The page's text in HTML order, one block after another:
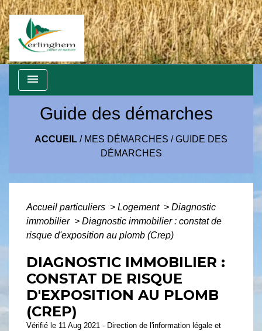
menu
Guide des démarches
ACCUEIL / MES DÉMARCHES /GUIDE DES
DÉMARCHES
Accueil particuliers > Logement > Diagnostic
immobilier > Diagnostic immobilier : constat de
risque d'exposition au plomb (Crep)
DIAGNOSTIC IMMOBILIER :
CONSTAT DE RISQUE
D'EXPOSITION AU PLOMB
(CREP)
Vérifié le 11 Aug 2021 - Direction de l'information légale et